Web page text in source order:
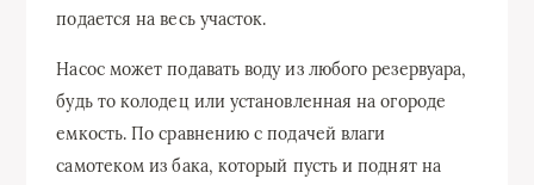
подается на весь участок.
Насос может подавать воду из любого резервуара,
будь то колодец или установленная на огороде
емкость. По сравнению с подачей влаги
самотеком из бака, который пусть и поднят на